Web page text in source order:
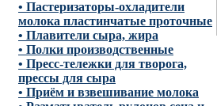
• Пастеризаторы-охладители
молока пластинчатые проточные
• Плавители сыра, жира
• Полки производственные
• Пресс-тележки для творога,
прессы для сыра
• Приём и взвешивание молока